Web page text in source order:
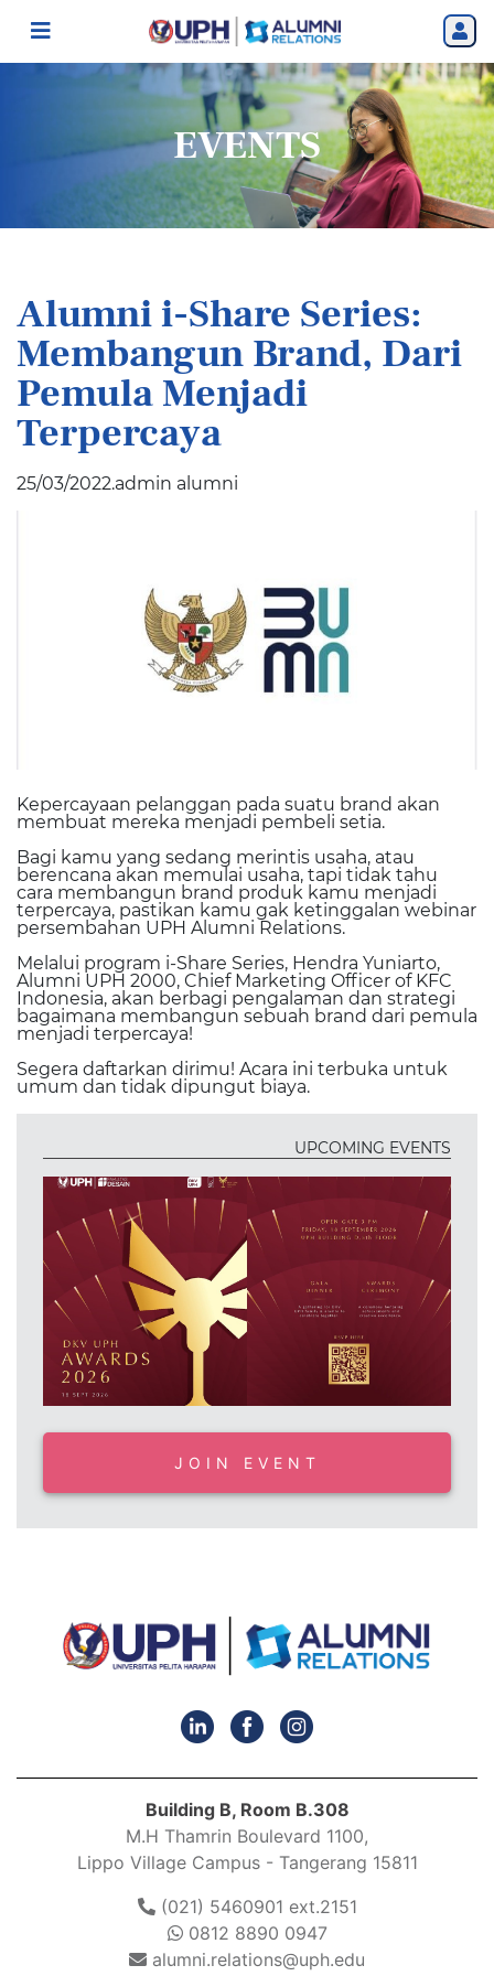
EVENTS
Alumni i-Share Series:
Membangun Brand, Dari
Pemula Menjadi
Terpercaya
25/03/2022.admin alumni
Kepercayaan pelanggan pada suatu brand akan
membuat mereka menjadi pembeli setia.
Bagi kamu yang sedang merintis usaha, atau
berencana akan memulai usaha, tapi tidak tahu
cara membangun brand produk kamu menjadi
terpercaya, pastikan kamu gak ketinggalan webinar
persembahan UPH Alumni Relations.
Melalui program i-Share Series, Hendra Yuniarto,
Alumni UPH 2000, Chief Marketing Officer of KFC
Indonesia, akan berbagi pengalaman dan strategi
bagaimana membangun sebuah brand dari pemula
menjadi terpercaya!
Segera daftarkan dirimu! Acara ini terbuka untuk
umum dan tidak dipungut biaya.
UPCOMING EVENTS
JOIN EVENT
Building B, Room B.308
M.H Thamrin Boulevard 1100,
Lippo Village Campus - Tangerang 15811
(021) 5460901 ext.2151
0812 8890 0947
alumni.relations@uph.edu